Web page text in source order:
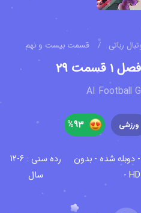
رباتی / قسمت بیست و نهم
۲۹
AI Football
ورزشی 93
%
۲۱ دقیقه - محصول چین - ۲۰۱۰ - دوبله شده - بدون
رده سنی : 6-12
سال